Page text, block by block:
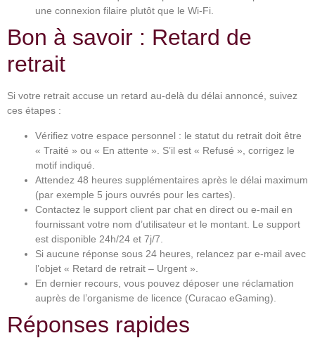
une connexion filaire plutôt que le Wi-Fi.
Bon à savoir : Retard de
retrait
Si votre retrait accuse un retard au-delà du délai annoncé, suivez
ces étapes :
Vérifiez votre espace personnel : le statut du retrait doit être
« Traité » ou « En attente ». S’il est « Refusé », corrigez le
motif indiqué.
Attendez 48 heures supplémentaires après le délai maximum
(par exemple 5 jours ouvrés pour les cartes).
Contactez le support client par chat en direct ou e-mail en
fournissant votre nom d’utilisateur et le montant. Le support
est disponible 24h/24 et 7j/7.
Si aucune réponse sous 24 heures, relancez par e-mail avec
l’objet « Retard de retrait – Urgent ».
En dernier recours, vous pouvez déposer une réclamation
auprès de l’organisme de licence (Curacao eGaming).
Réponses rapides